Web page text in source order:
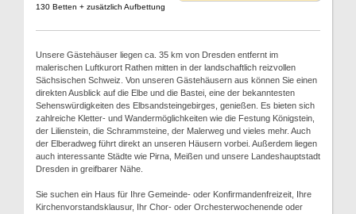
130 Betten + zusätzlich Aufbettung
Unsere Gästehäuser liegen ca. 35 km von Dresden entfernt im
malerischen Luftkurort Rathen mitten in der landschaftlich reizvollen
Sächsischen Schweiz. Von unseren Gästehäusern aus können Sie einen
direkten Ausblick auf die Elbe und die Bastei, eine der bekanntesten
Sehenswürdigkeiten des Elbsandsteingebirges, genießen. Es bieten sich
zahlreiche Kletter- und Wandermöglichkeiten wie die Festung Königstein,
der Lilienstein, die Schrammsteine, der Malerweg und vieles mehr. Auch
der Elberadweg führt direkt an unseren Häusern vorbei. Außerdem liegen
auch interessante Städte wie Pirna, Meißen und unsere Landeshauptstadt
Dresden in greifbarer Nähe.
Sie suchen ein Haus für Ihre Gemeinde- oder Konfirmandenfreizeit, Ihre
Kirchenvorstandsklausur, Ihr Chor- oder Orchesterwochenende oder